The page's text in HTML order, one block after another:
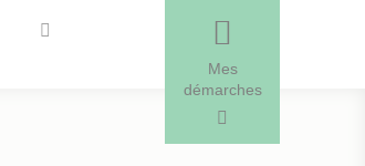
Recherche
Mes
démarches